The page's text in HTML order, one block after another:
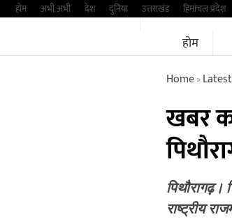
Skipहोम अभी अभी देश दुनिया उत्तराखंड हिमांचल प्रदेश
होम
Home»Latest
खबर
पिथौरागढ़।
राष्ट्रीय